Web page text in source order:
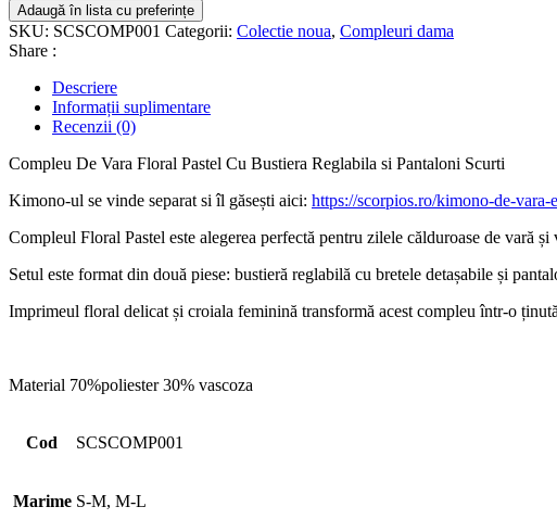
Adaugă în lista cu preferințe
SKU: SCSCOMP001 Categorii: Colectie noua, Compleuri dama
Share :
Descriere
Informații suplimentare
Recenzii (0)
Compleu De Vara Floral Pastel Cu Bustiera Reglabila si Pantaloni Scurti
Kimono-ul se vinde separat si îl găsești aici: https://scorpios.ro/kimono-de-vara-
Compleul Floral Pastel este alegerea perfectă pentru zilele călduroase de vară
Setul este format din două piese: bustieră reglabilă cu bretele detașabile și
Imprimeul floral delicat și croiala feminină transformă acest compleu într-o
Material 70%poliester 30% vascoza
Cod SCSCOMP001
Marime S-M, M-L